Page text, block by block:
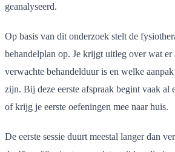
geanalyseerd.
Op basis van dit onderzoek stelt de
behandelplan op. Je krijgt uitleg over wat er
verwachte behandelduur is en welke
zijn. Bij deze eerste afspraak begint vaak al
of krijg je eerste oefeningen mee naar huis.
De eerste sessie duurt meestal langer dan